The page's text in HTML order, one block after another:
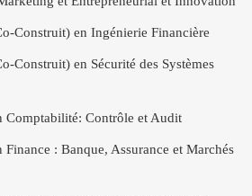
Construit) en Ingénierie Financière
Construit) en Sécurité des Systèmes
Comptabilité: Contrôle et Audit
Finance : Banque, Assurance et Marchés